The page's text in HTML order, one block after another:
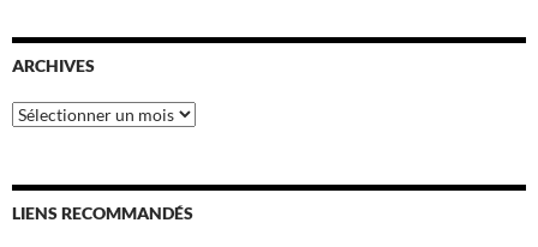
ARCHIVES
Archives
LIENS RECOMMANDÉS